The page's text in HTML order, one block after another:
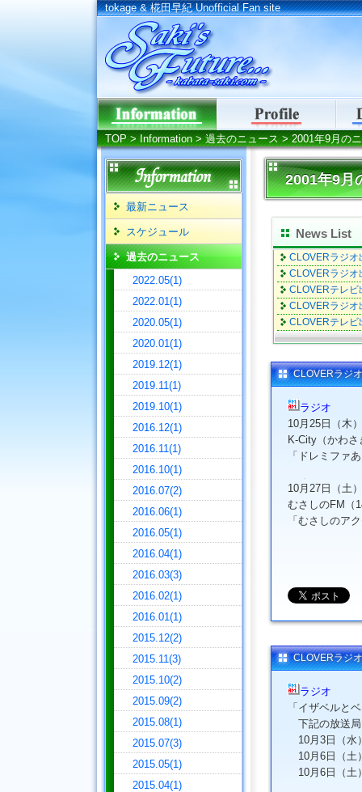
tokage & 椛田早紀 Unofficial Fan site
TOP>Information>過去のニュース> 2001年9月の
2001年9月
News List
CLOVERラジ
CLOVERラジ
CLOVERテレ
CLOVERラジ
CLOVERテレ
CLOVERラジ
ラジオ
10月25日（木）
K-City（かわ
「ドレミファ
10月27日（土）
むさしのFM（
「むさしのア
CLOVERラジ
ラジオ
「イザベルと
下記の放送局
10月3日（水
10月6日（土
10月6日（土
最新ニュース
スケジュール
過去のニュース
2022.05(1)
2022.01(1)
2020.05(1)
2020.01(1)
2019.12(1)
2019.11(1)
2019.10(1)
2016.12(1)
2016.11(1)
2016.10(1)
2016.07(2)
2016.06(1)
2016.05(1)
2016.04(1)
2016.03(3)
2016.02(1)
2016.01(1)
2015.12(2)
2015.11(3)
2015.10(2)
2015.09(2)
2015.08(1)
2015.07(3)
2015.05(1)
2015.04(1)